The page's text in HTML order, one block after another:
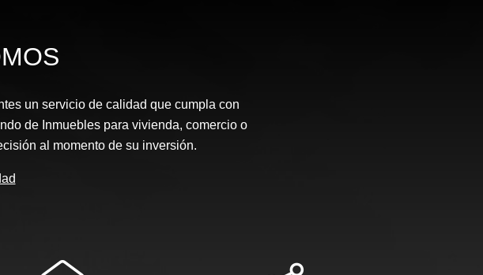
un servicio de calidad que cumpla con
de Inmuebles para vivienda, comercio o
al momento de su inversión.